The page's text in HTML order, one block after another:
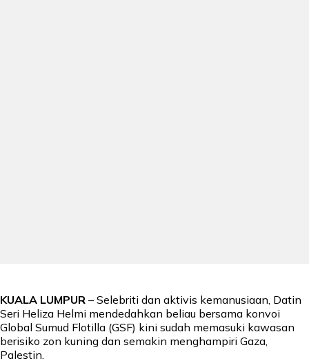
KUALA LUMPUR – Selebriti dan aktivis kemanusiaan, Datin
Seri Heliza Helmi mendedahkan beliau bersama konvoi
Global Sumud Flotilla (GSF) kini sudah memasuki kawasan
berisiko zon kuning dan semakin menghampiri Gaza,
Palestin.